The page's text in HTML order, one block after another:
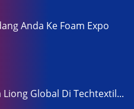
Anda Ke Foam Expo
Global Di Techtextil...